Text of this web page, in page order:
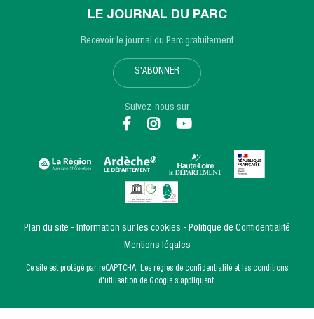
LE JOURNAL DU PARC
Recevoir le journal du Parc gratuitement
S'ABONNER
Suivez-nous sur
Plan du site Information sur les cookies
Politique de Confidentialité
Mentions légales
Ce site est protégé par reCAPTCHA. Les règles de confidentialité et les conditions
d'utilisation de Google s'appliquent.